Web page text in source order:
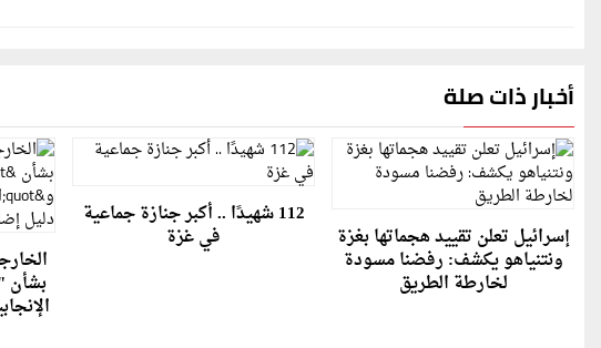
أخبار ذات صلة
إسرائيل تعلن تقييد هجماتها بغزة
ونتنياهو يكشف: رفضنا مسودة
لخارطة الطريق
112 شهيدًا .. أكبر جنازة جماعية
في غزة
بشأن